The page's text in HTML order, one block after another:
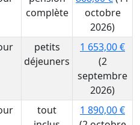
complète
octobre
2026)
petits
déjeuners
1 653,00 €
(2
septembre
2026)
tout
1 890,00 €